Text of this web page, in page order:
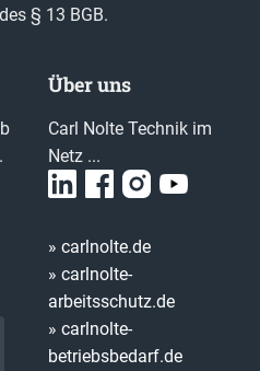
§ 13 BGB.
Über uns
Carl Nolte Technik im
Netz ...
» carlnolte.de
» carlnolte-
arbeitsschutz.de
» carlnolte-
betriebsbedarf.de